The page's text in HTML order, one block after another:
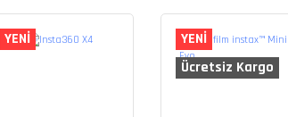
YENİ
YENİ
Ücretsiz Kargo